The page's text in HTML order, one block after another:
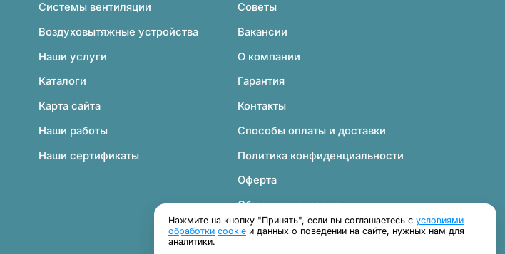
Системы вентиляции
Воздуховытяжные устройства
Наши услуги
Каталоги
Карта сайта
Наши работы
Наши сертификаты
Советы
Вакансии
О компании
Гарантия
Контакты
Способы оплаты и доставки
Политика конфиденциальности
Оферта
Обмен или возврат
Согласие на обработку персональных данных
Нажмите на кнопку "Принять", если вы соглашаетесь с условиями
обработки cookie и данных о поведении на сайте, нужных нам для
аналитики.